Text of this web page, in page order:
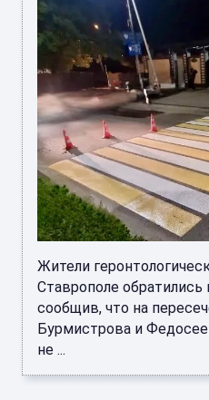
Жители
Ставрополе обратились
сообщив, что на
Бурмистрова и
не ...